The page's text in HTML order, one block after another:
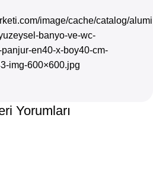
image/cache/catalog/
banyo-ve-wc-
en40-x-boy40-cm-
img-600×600.jpg
Yorumları